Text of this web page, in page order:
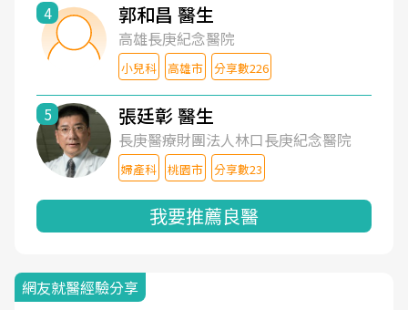
4 郭和昌 醫生
高雄長庚紀念醫院
小兒科 高雄市 分享數226
5 張廷彰 醫生
長庚醫療財團法人林口長庚紀念醫院
婦產科 桃園市 分享數23
我要推薦良醫
網友就醫經驗分享